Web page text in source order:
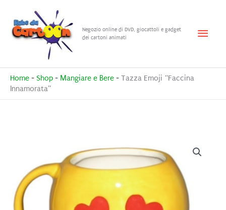
contenuto
Negozio online di DVD, giocattoli e gadget
dei cartoni animati
Menu
Home - Shop - Mangiare e Bere - Tazza Emoji “Faccina
Innamorata”